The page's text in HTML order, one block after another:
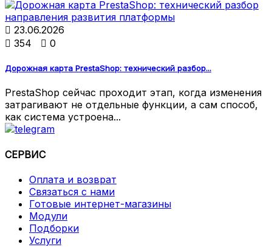
 23.06.2026
 354  0
Дорожная карта PrestaShop: технический разбор...
PrestaShop сейчас проходит этап, когда изменения
затрагивают не отдельные функции, а сам способ,
как система устроена...
СЕРВИС
Оплата и возврат
Связаться с нами
Готовые интернет-магазины
Модули
Подборки
Услуги